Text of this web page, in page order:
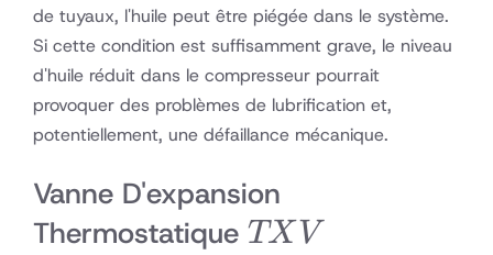
de tuyaux, l'huile peut être piégée dans le système.
Si cette condition est suffisamment grave, le niveau
d'huile réduit dans le compresseur pourrait
provoquer des problèmes de lubrification et,
potentiellement, une défaillance mécanique.
Vanne D'expansion
Thermostatique TXV
TX V